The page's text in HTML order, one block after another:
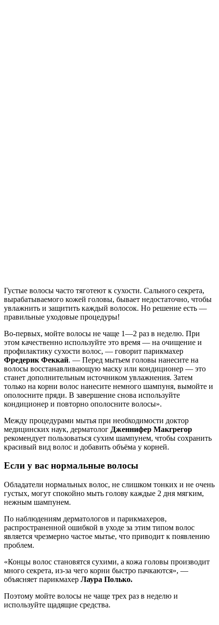
Густые волосы часто тяготеют к сухости. Сального секрета,
вырабатываемого кожей головы, бывает недостаточно, чтобы
увлажнить и защитить каждый волосок. Но решение есть —
правильные уходовые процедуры!
Во-первых, мойте волосы не чаще 1—2 раз в неделю. При
этом качественно используйте это время — на очищение и
профилактику сухости волос, — говорит парикмахер
Фредерик Феккай. — Перед мытьем головы нанесите на
волосы восстанавливающую маску или кондиционер — это
станет дополнительным источником увлажнения. Затем
только на корни волос нанесите немного шампуня, вымойте и
ополосните пряди. В завершение снова используйте
кондиционер и повторно ополосните волосы».
Между процедурами мытья при необходимости доктор
медицинских наук, дерматолог Дженнифер Макгрегор
рекомендует пользоваться сухим шампунем, чтобы сохранить
красивый вид волос и добавить объёма у корней.
Если у вас нормальные волосы
Обладатели нормальных волос, не слишком тонких и не очень
густых, могут спокойно мыть голову каждые 2 дня мягким,
нежным шампунем.
По наблюдениям дерматологов и парикмахеров,
распространенной ошибкой в уходе за этим типом волос
является чрезмерно частое мытье, что приводит к появлению
проблем.
«Концы волос становятся сухими, а кожа головы производит
много секрета, из-за чего корни быстро пачкаются», —
объясняет парикмахер Лаура Полько.
Поэтому мойте волосы не чаще трех раз в неделю и
используйте щадящие средства.